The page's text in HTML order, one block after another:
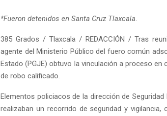
*Fueron detenidos en Santa Cruz Tlaxcala
385 Grados / Tlaxcala / REDACCIÓN / Tras
agente del Ministerio Público del fuero común
Estado (PGJE) obtuvo la vinculación a proceso
de robo calificado.
Elementos policiacos de la dirección de
realizaban un recorrido de seguridad y